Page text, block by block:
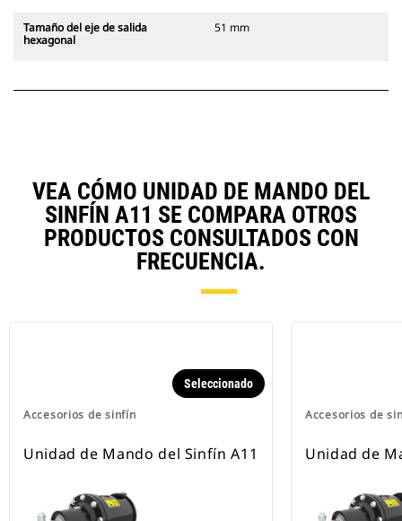
Tamaño del eje de salida
hexagonal
51 mm
VEA CÓMO UNIDAD DE MANDO DEL
SINFÍN A11 SE COMPARA OTROS
PRODUCTOS CONSULTADOS CON
FRECUENCIA.
Accesorios de sinfín
Seleccionado
Unidad de Mando del Sinfín A11
Accesorios de
Unidad de